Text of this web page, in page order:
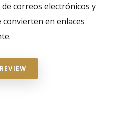
de correos electrónicos y
convierten en enlaces